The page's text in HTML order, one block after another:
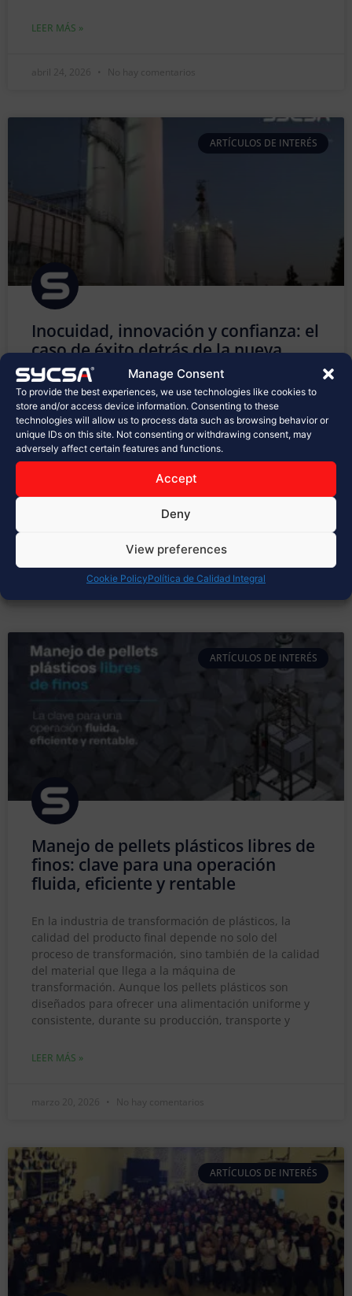
Manage Consent
To provide the best experiences, we use technologies like cookies to
store and/or access device information. Consenting to these
technologies will allow us to process data such as browsing behavior or
unique IDs on this site. Not consenting or withdrawing consent, may
adversely affect certain features and functions.
Accept
Deny
View preferences
Cookie PolicyPolítica de Calidad Integral
LEER MÁS »
abril 24, 2026 No hay comentarios
ARTÍCULOS DE INTERÉS
Inocuidad, innovación y confianza: el
caso de éxito detrás de la nueva
planta de Sabritas en Celaya
En la industria alimentaria, cada detalle cuenta.
Desde la selección de materias primas hasta el
empaque final, los procesos deben cumplir con los
más altos estándares de calidad, inocuidad y
seguridad. Hoy, en SYCSA®, celebramos con orgullo la
inauguración de la nueva planta de PepsiCo, Sabritas
marzo 31, 2026 No hay comentarios
ARTÍCULOS DE INTERÉS
Manejo de pellets plásticos libres de
finos: clave para una operación
fluida, eficiente y rentable
En la industria de transformación de plásticos, la
calidad del producto final depende no solo del
proceso de transformación, sino también de la calidad
del material que llega a la máquina de
transformación. Aunque los pellets plásticos son
diseñados para ofrecer una alimentación uniforme y
consistente, durante su producción, transporte y
LEER MÁS »
marzo 20, 2026 No hay comentarios
ARTÍCULOS DE INTERÉS